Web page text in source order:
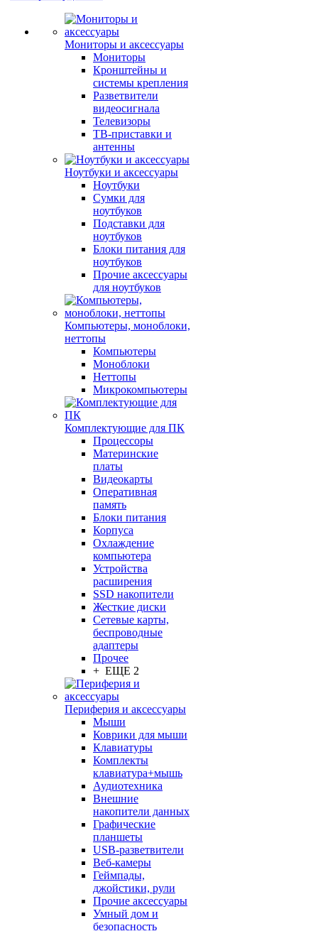
Мониторы и аксессуары
Мониторы
Кронштейны и
системы крепления
Разветвители
видеосигнала
Телевизоры
ТВ-приставки и
антенны
Ноутбуки и аксессуары
Ноутбуки
Сумки для
ноутбуков
Подставки для
ноутбуков
Блоки питания для
ноутбуков
Прочие аксессуары
для ноутбуков
Компьютеры, моноблоки,
неттопы
Компьютеры
Моноблоки
Неттопы
Микрокомпьютеры
Комплектующие для ПК
Процессоры
Материнские
платы
Видеокарты
Оперативная
память
Блоки питания
Корпуса
Охлаждение
компьютера
Устройства
расширения
SSD накопители
Жесткие диски
Сетевые карты,
беспроводные
адаптеры
Прочее
+ ЕЩЕ 2
Периферия и аксессуары
Мыши
Коврики для мыши
Клавиатуры
Комплекты
клавиатура+мышь
Аудиотехника
Внешние
накопители данных
Графические
планшеты
USB-разветвители
Веб-камеры
Геймпады,
джойстики, рули
Прочие аксессуары
Умный дом и
безопасность